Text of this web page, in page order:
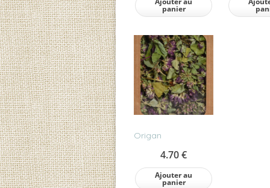
panier
Origan
4.70€
Ajouter au
panier